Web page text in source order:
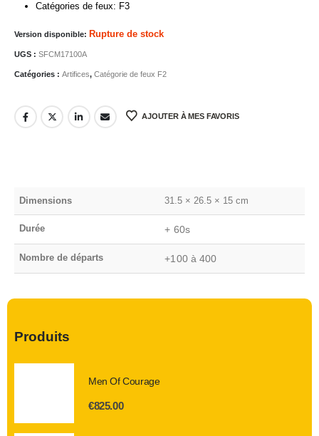
Catégories de feux: F3
Version disponible: Rupture de stock
UGS : SFCM17100A
Catégories : Artifices, Catégorie de feux F2
AJOUTER À MES FAVORIS
Dimensions 31.5 × 26.5 × 15 cm
Durée + 60s
Nombre de départs +100 à 400
Produits
Men Of Courage
€825.00